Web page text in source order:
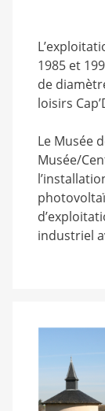
1985 et
de
loisirs
Le Musée
Musée/
industriel